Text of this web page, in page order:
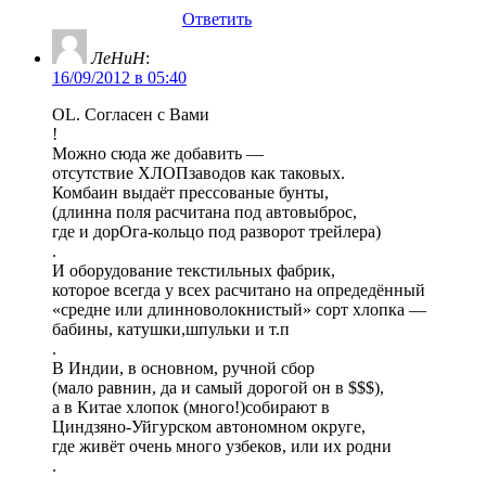
Ответить
ЛеНиН:
16/09/2012 в 05:40
OL. Согласен с Вами
!
Можно сюда же добавить —
отсутствие ХЛОПзаводов как таковых.
Комбаин выдаёт прессованые бунты,
(длинна поля расчитана под автовыброс,
где и дорОга-кольцо под разворот трейлера)
.
И оборудование текстильных фабрик,
которое всегда у всех расчитано на опредедённый
«средне или длинноволокнистый» сорт хлопка —
бабины, катушки,шпульки и т.п
.
В Индии, в основном, ручной сбор
(мало равнин, да и самый дорогой он в $$$),
а в Китае хлопок (много!)собирают в
Циндзяно-Уйгурском автономном округе,
где живёт очень много узбеков, или их родни
.